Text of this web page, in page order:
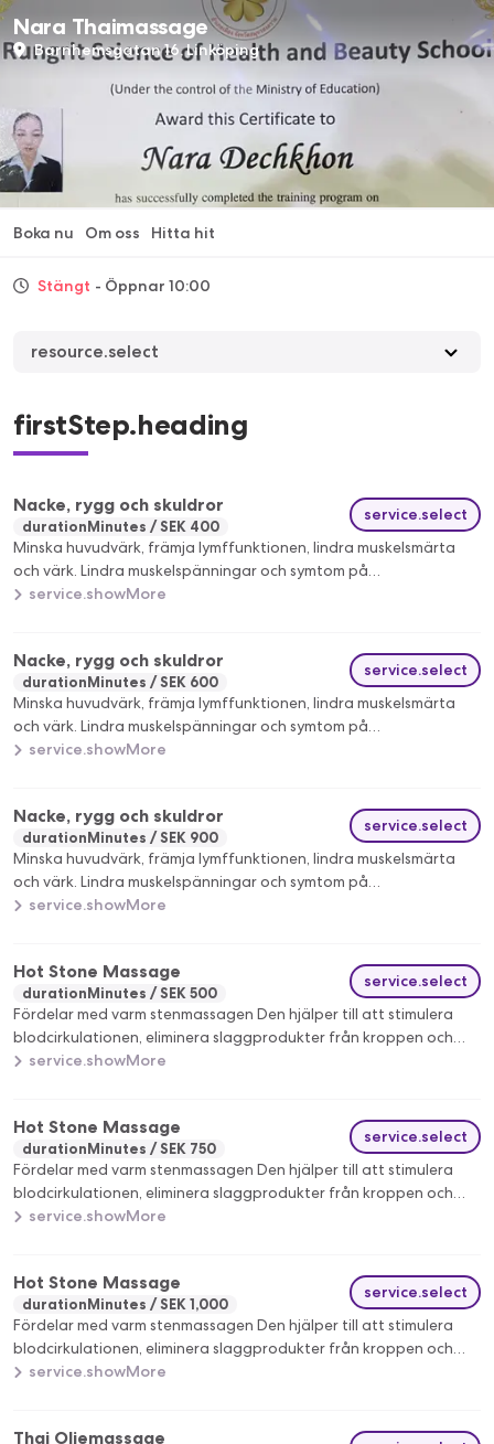
Nara Thaimassage
Barnhemsgatan 16, Linköping
Boka nu Om oss Hitta hit
Stängt - Öppnar 10:00
resource.select
firstStep.heading
Nacke, rygg och skuldror
durationMinutes SEK 400
service.select
Minska huvudvärk, främja lymffunktionen, lindra muskelsmärta
och värk. Lindra muskelspänningar och symtom på
kontorssyndrom.
service.showMore
Nacke, rygg och skuldror
durationMinutes SEK 600
service.select
Minska huvudvärk, främja lymffunktionen, lindra muskelsmärta
och värk. Lindra muskelspänningar och symtom på
kontorssyndrom.
service.showMore
Nacke, rygg och skuldror
durationMinutes SEK 900
service.select
Minska huvudvärk, främja lymffunktionen, lindra muskelsmärta
och värk. Lindra muskelspänningar och symtom på
kontorssyndrom.
service.showMore
Hot Stone Massage
durationMinutes SEK 500
service.select
Fördelar med varm stenmassagen Den hjälper till att stimulera
blodcirkulationen, eliminera slaggprodukter från kroppen och
slappnar av musklerna.
service.showMore
Hot Stone Massage
durationMinutes SEK 750
service.select
Fördelar med varm stenmassagen Den hjälper till att stimulera
blodcirkulationen, eliminera slaggprodukter från kroppen och
slappnar av musklerna.
service.showMore
Hot Stone Massage
durationMinutes SEK 1,000
service.select
Fördelar med varm stenmassagen Den hjälper till att stimulera
blodcirkulationen, eliminera slaggprodukter från kroppen och
slappnar av musklerna.
service.showMore
Thai Oljemassage